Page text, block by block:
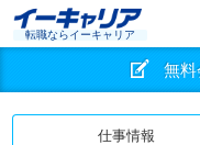
転職ならイーキャリア
無料
仕事情報